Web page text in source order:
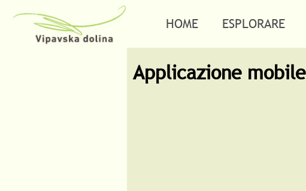
HOME ESPLORARE
Applicazione mobile